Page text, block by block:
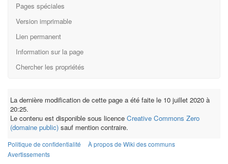
Pages spéciales
Version imprimable
Lien permanent
Information sur la page
Chercher les propriétés
La dernière modification de cette page a été faite le 10 juillet 2020 à
20:25.
Le contenu est disponible sous licence Creative Commons Zero
(domaine public) sauf mention contraire.
Politique de confidentialité
À propos de Wiki des communs
Avertissements